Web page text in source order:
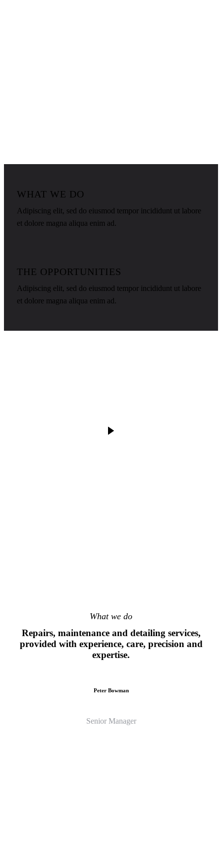
WHAT WE DO
Adipiscing elit, sed do eiusmod tempor incididunt ut labore
et dolore magna aliqua enim ad.
THE OPPORTUNITIES
Adipiscing elit, sed do eiusmod tempor incididunt ut labore
et dolore magna aliqua enim ad.
What we do
Repairs, maintenance and detailing services,
provided with experience, care, precision and
expertise.
Peter Bowman
Senior Manager